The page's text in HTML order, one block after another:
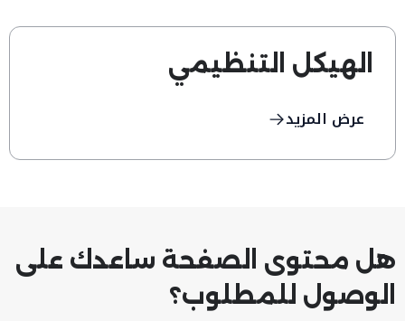
الهيكل التنظيمي
عرض المزيد
هل محتوى الصفحة ساعدك على
الوصول للمطلوب؟